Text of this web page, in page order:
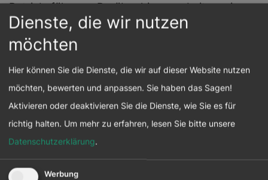
Betriebsführung. Darüber hinaus arbeiten wir eng
mit wissenschaftlichen Institutionen zusammen,
um neue Erkenntnisse für Natur- und
Aktivitäten und Maßnahmen
im Bereich CSR und
Nachhaltigkeit
Dienste, die wir nutzen
möchten
Hier können Sie die Dienste, die wir auf dieser Website nutzen
möchten, bewerten und anpassen. Sie haben das Sagen!
Aktivieren oder deaktivieren Sie die Dienste, wie Sie es für
richtig halten. Um mehr zu erfahren, lesen Sie bitte unsere
Datenschutzerklärung.
Werbung